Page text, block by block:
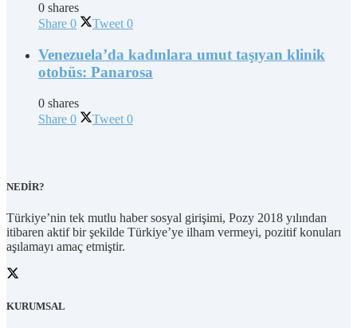
0 shares
Share 0 Tweet 0
Venezuela’da kadınlara umut taşıyan klinik
otobüs: Panarosa
0 shares
Share 0 Tweet 0
NEDİR?
Türkiye’nin tek mutlu haber sosyal girişimi, Pozy 2018 yılından
itibaren aktif bir şekilde Türkiye’ye ilham vermeyi, pozitif konuları
aşılamayı amaç etmiştir.
KURUMSAL